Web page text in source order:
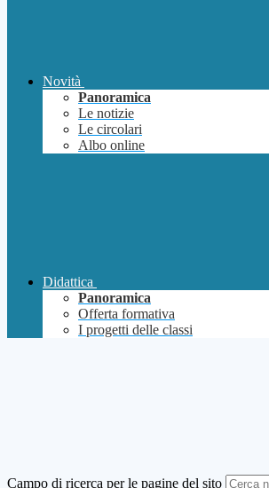
Novità
Panoramica
Le notizie
Le circolari
Albo online
Didattica
Panoramica
Offerta formativa
I progetti delle classi
Campo di ricerca per le pagine del sito